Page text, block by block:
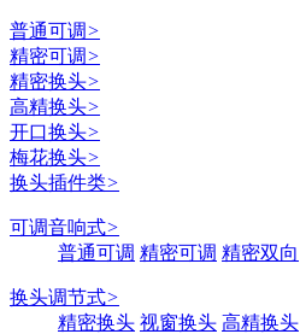
普通可调>
精密可调>
精密换头>
高精换头>
开口换头>
梅花换头>
换头插件类>
可调音响式>
普通可调 精密可调 精密双向
换头调节式>
精密换头 视窗换头 高精换头